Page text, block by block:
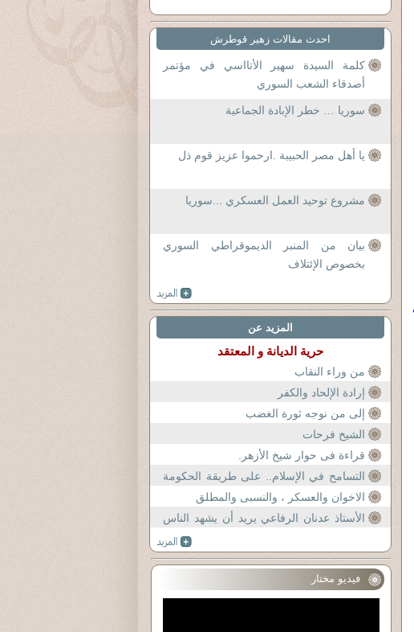
احدث مقالات زهير قوطرش
كلمة السيدة سهير الأتااسي في مؤتمر
أصدقاء الشعب السوري
سوريا … خطر الإبادة الجماعية
يا أهل مصر الحبيبة .ارحموا عزيز قوم ذل
مشروع توحيد العمل العسكري ...سوريا
بيان من المنبر الديموقراطي السوري
بخصوص الإئتلاف
المزيد عن
حرية الديانة و المعتقد
من وراء النقاب
إرادة الإلحاد والكفر
إلى من نوجه ثورة الغضب
الشيخ فرحات
قراءة فى حوار شيخ الأزهر.
التسامح في الإسلام.. على طريقة الحكومة
السودانية!!
الاخوان والعسكر ، والنسبى والمطلق
الأستاذ عدنان الرفاعي يريد أن يشهد الناس
فيديو مختار